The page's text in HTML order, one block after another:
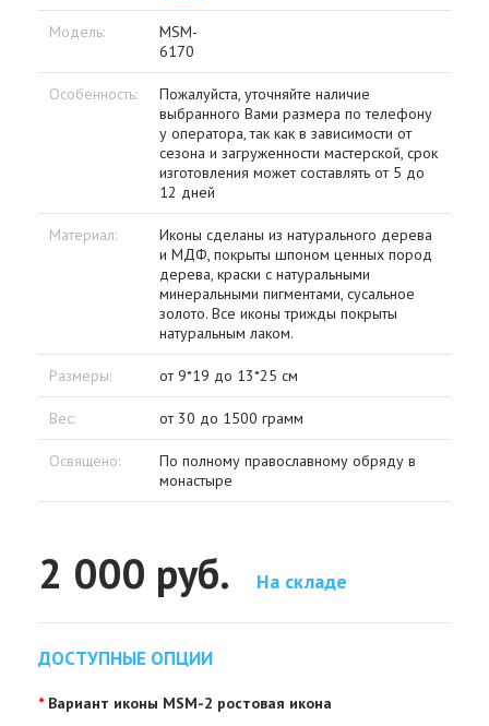
Модель:
MSM-
6170
Особенность:
Пожалуйста, уточняйте наличие
выбранного Вами размера по телефону
у оператора, так как в зависимости от
сезона и загруженности мастерской, срок
изготовления может составлять от 5 до
12 дней
Материал:
Иконы сделаны из натурального дерева
и МДФ, покрыты шпоном ценных пород
дерева, краски с натуральными
минеральными пигментами, сусальное
золото. Все иконы трижды покрыты
натуральным лаком.
Размеры: от 9*19 до 13*25 см
Вес: от 30 до 1500 грамм
Освящено:
По полному православному обряду в
монастыре
2 000 руб. На складе
ДОСТУПНЫЕ ОПЦИИ
Вариант иконы MSM-2 ростовая икона